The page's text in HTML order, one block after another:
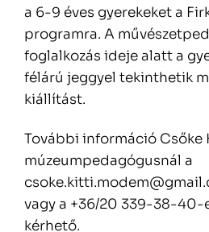
a 6-9 éves gyerekeket a
programra. A
foglalkozás ideje alatt a
félárú jeggyel tekinthetik
kiállítást.
További információ Csőke
múzeumpedagógusnál a
vagy a +36/20 339-38-40-
kérhető.